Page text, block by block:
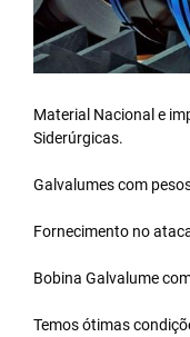
Material Nacional e
Siderúrgicas.
Galvalumes com
Fornecimento no
Bobina Galvalume
Temos ótimas